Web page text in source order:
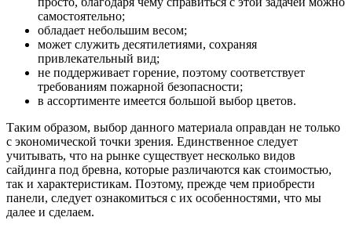
самостоятельно;
обладает небольшим весом;
может служить десятилетиями, сохраняя
привлекательный вид;
не поддерживает горение, поэтому соответствует
требованиям пожарной безопасности;
в ассортименте имеется большой выбор цветов.
Таким образом, выбор данного материала оправдан не только
с экономической точки зрения. Единственное следует
учитывать, что на рынке существует несколько видов
сайдинга под бревна, которые различаются как стоимостью,
так и характеристикам. Поэтому, прежде чем приобрести
панели, следует ознакомиться с их особенностями, что мы
далее и сделаем.